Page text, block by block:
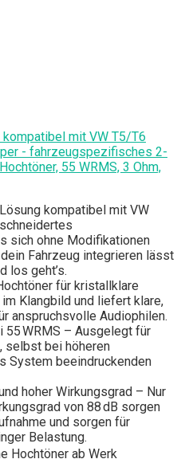
mit VW T5/T6
- fahrzeugspezifisches 2-
55 WRMS, 3 Ohm,
kompatibel mit VW
sich ohne Modifikationen
Fahrzeug integrieren lässt
los geht’s.
für kristallklare
Klangbild und liefert klare,
anspruchsvolle Audiophilen.
WRMS – Ausgelegt für
selbst bei höheren
System beeindruckenden
hoher Wirkungsgrad – Nur
von 88 dB sorgen
und sorgen für
Belastung.
Hochtöner ab Werk